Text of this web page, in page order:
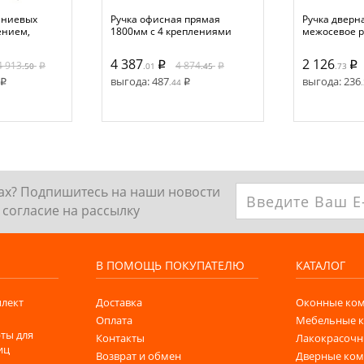
D=32,
913.50
Ручка офисная прямая
1800мм с 4 креплениями
4 387.01 4 874.45
выгода:487.44
Ручка
межосевое
2 126.73
выгода:236
Подпишитесь на наши новости
на рассылку
для
В ПОМОЩЬ ПОКУПАТЕЛЮ
Доставка
Оплата
Контакты
Возврат и обмен
КАТАЛОГ
Оконные
Мебельные
Дверные